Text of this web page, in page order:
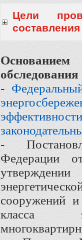
Цели
Основанием
обследования
-
-
Федерации
сооружений
класса